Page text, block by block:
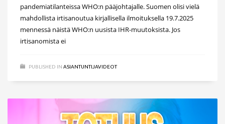
pandemiatilanteissa WHO:n pääjohtajalle. Suomen olisi vielä
mahdollista irtisanoutua kirjallisella ilmoituksella 19.7.2025
mennessä näistä WHO:n uusista IHR-muutoksista. Jos
irtisanomista ei
PUBLISHED IN ASIANTUNTIJAVIDEOT